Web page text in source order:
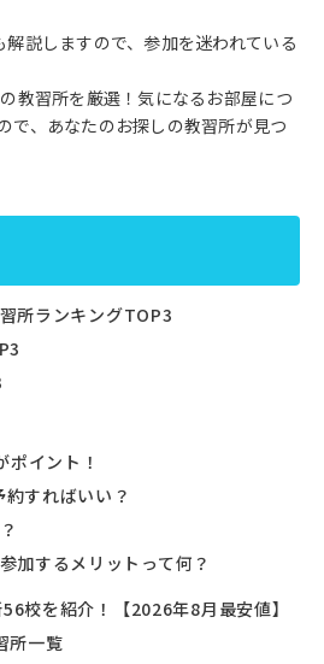
説しますので、参加を迷われている
教習所を厳選！気になるお部屋につ
で、あなたのお探しの教習所が見つ
所ランキングTOP3
ポイント！
すればいい？
加するメリットって何？
校を紹介！【2026年8月最安値】
所一覧